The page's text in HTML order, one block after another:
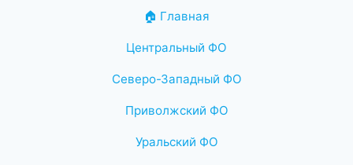
🏠 Главная
Центральный ФО
Северо-Западный ФО
Приволжский ФО
Уральский ФО